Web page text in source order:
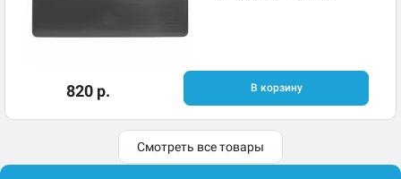
820 р. В корзину
Смотреть все товары